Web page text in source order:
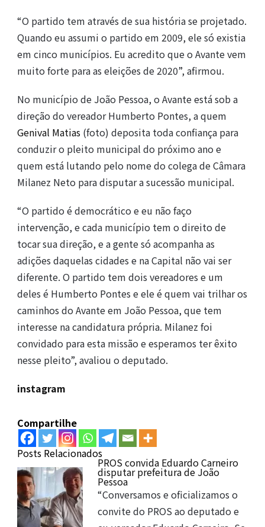
“O partido tem através de sua história se projetado.
Quando eu assumi o partido em 2009, ele só existia
em cinco municípios. Eu acredito que o Avante vem
muito forte para as eleições de 2020”, afirmou.
No município de João Pessoa, o Avante está sob a
direção do vereador Humberto Pontes, a quem
Genival Matias(foto) deposita toda confiança para
conduzir o pleito municipal do próximo ano e
quem está lutando pelo nome do colega de Câmara
Milanez Neto para disputar a sucessão municipal.
“O partido é democrático e eu não faço
intervenção, e cada município tem o direito de
tocar sua direção, e a gente só acompanha as
adições daquelas cidades e na Capital não vai ser
diferente. O partido tem dois vereadores e um
deles é Humberto Pontes e ele é quem vai trilhar os
caminhos do Avante em João Pessoa, que tem
interesse na candidatura própria. Milanez foi
convidado para esta missão e esperamos ter êxito
nesse pleito”, avaliou o deputado.
instagram
Compartilhe
Posts Relacionados
PROS convida Eduardo Carneiro
disputar prefeitura de João
Pessoa
“Conversamos e oficializamos o
convite do PROS ao deputado e